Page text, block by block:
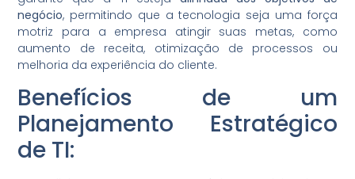
negócio, permitindo que a tecnologia seja uma força
motriz para a empresa atingir suas metas, como
aumento de receita, otimização de processos ou
melhoria da experiência do cliente.
Benefícios de um
Planejamento Estratégico
de TI: